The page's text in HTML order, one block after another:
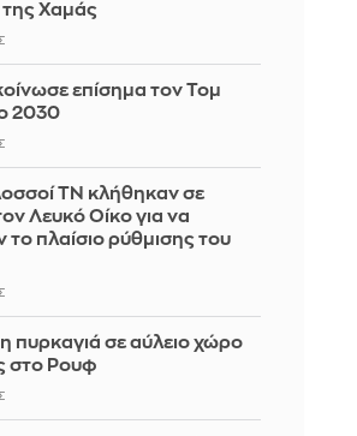
Χαμάς
επίσημα τον Τομ
2030
ΤΝ κλήθηκαν σε
Λευκό Οίκο για να
το πλαίσιο ρύθμισης του
πυρκαγιά σε αύλειο χώρο
στο Ρουφ